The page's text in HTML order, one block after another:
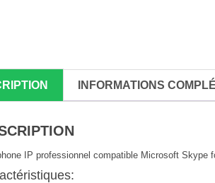
INFORMATIONS
IP professionnel compatible Microsoft Skype